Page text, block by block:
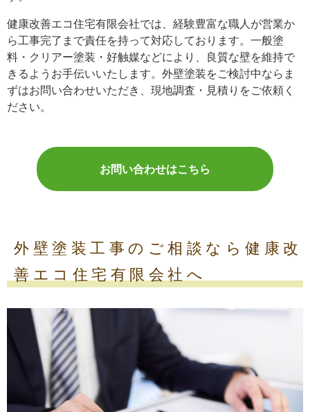
健康改善エコ住宅有限会社では、経験豊富な職人が営業か
ら工事完了まで責任を持って対応しております。一般塗
料・クリアー塗装・好触媒などにより、良質な壁を維持で
きるようお手伝いいたします。外壁塗装をご検討中ならま
ずはお問い合わせいただき、現地調査・見積りをご依頼く
ださい。
お問い合わせはこちら
外壁塗装工事のご相談なら健康改
善エコ住宅有限会社へ